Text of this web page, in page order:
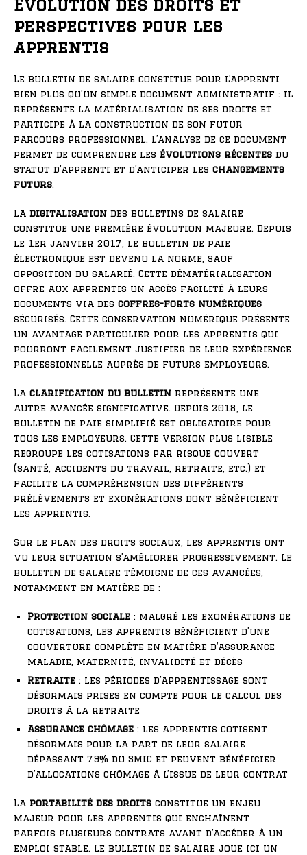
Évolution des droits et
perspectives pour les
apprentis
Le bulletin de salaire constitue pour l’apprenti
bien plus qu’un simple document administratif : il
représente la matérialisation de ses droits et
participe à la construction de son futur
parcours professionnel. L’analyse de ce document
permet de comprendre les évolutions récentes du
statut d’apprenti et d’anticiper les changements
futurs.
La digitalisation des bulletins de salaire
constitue une première évolution majeure. Depuis
le 1er janvier 2017, le bulletin de paie
électronique est devenu la norme, sauf
opposition du salarié. Cette dématérialisation
offre aux apprentis un accès facilité à leurs
documents via des coffres-forts numériques
sécurisés. Cette conservation numérique présente
un avantage particulier pour les apprentis qui
pourront facilement justifier de leur expérience
professionnelle auprès de futurs employeurs.
La clarification du bulletin représente une
autre avancée significative. Depuis 2018, le
bulletin de paie simplifié est obligatoire pour
tous les employeurs. Cette version plus lisible
regroupe les cotisations par risque couvert
(santé, accidents du travail, retraite, etc.) et
facilite la compréhension des différents
prélèvements et exonérations dont bénéficient
les apprentis.
Sur le plan des droits sociaux, les apprentis ont
vu leur situation s’améliorer progressivement. Le
bulletin de salaire témoigne de ces avancées,
notamment en matière de :
Protection sociale : malgré les exonérations de
cotisations, les apprentis bénéficient d’une
couverture complète en matière d’assurance
maladie, maternité, invalidité et décès
Retraite : les périodes d’apprentissage sont
désormais prises en compte pour le calcul des
droits à la retraite
Assurance chômage : les apprentis cotisent
désormais pour la part de leur salaire
dépassant 79% du SMIC et peuvent bénéficier
d’allocations chômage à l’issue de leur contrat
La portabilité des droits constitue un enjeu
majeur pour les apprentis qui enchaînent
parfois plusieurs contrats avant d’accéder à un
emploi stable. Le bulletin de salaire joue ici un